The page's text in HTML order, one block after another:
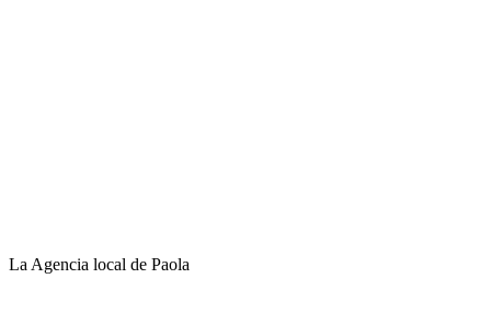
La Agencia local de Paola